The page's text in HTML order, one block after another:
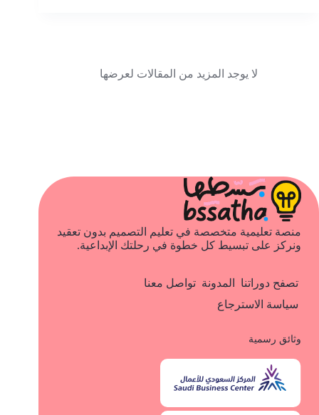
لا يوجد المزيد من المقالات لعرضها
منصة تعليمية متخصصة في تعليم التصميم بدون تعقيد
ونركز على تبسيط كل خطوة في رحلتك الإبداعية.
تصفح دوراتنا المدونة تواصل معنا
سياسة الاسترجاع
وثائق رسمية